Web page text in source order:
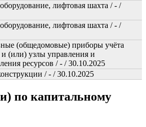
лифтовая шахта / - /
лифтовая шахта / - /
(общедомовые) приборы учёта
и (или) узлы управления и
ресурсов / - / 30.10.2025
/ - / 30.10.2025
по капитальному